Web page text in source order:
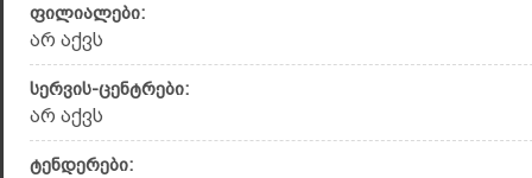
ფილიალები:
არ აქვს
სერვის-ცენტრები:
არ აქვს
ტენდერები: